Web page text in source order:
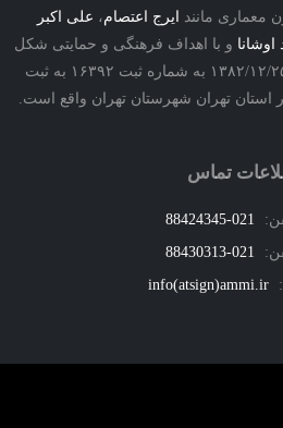
مانندایرج اعتصام،علی اکبر
و با اهداف فرهنگی و حمایتی شکل
گرفته‌است. انجمن در تاریخ ۱۳۸۲/۱۲/۲۵ به شماره ثبت ۱۶۳۹۲ به ثبت
شهرستان تهران واقع است.
تماس